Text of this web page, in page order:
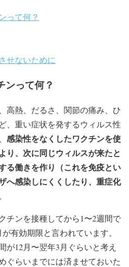
って何？
せないために
ンって何？
高熱、だるさ、関節の痛み、ひ
、重い症状を発するウィルス性
感染性をなくしたワクチンを使
り、次に同じウィルスが来たと
る働きを作り（これを免疫とい
へ感染しにくくしたり、重症化
チンを接種してから1〜2週間で
有効期限と言われています。
が12月〜翌年3月ぐらいと考え
ぐらいまでには済ませておいた